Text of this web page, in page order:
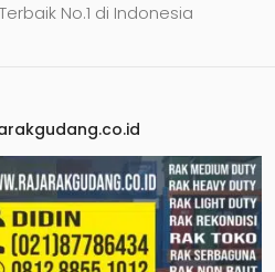
No.1 di Indonesia